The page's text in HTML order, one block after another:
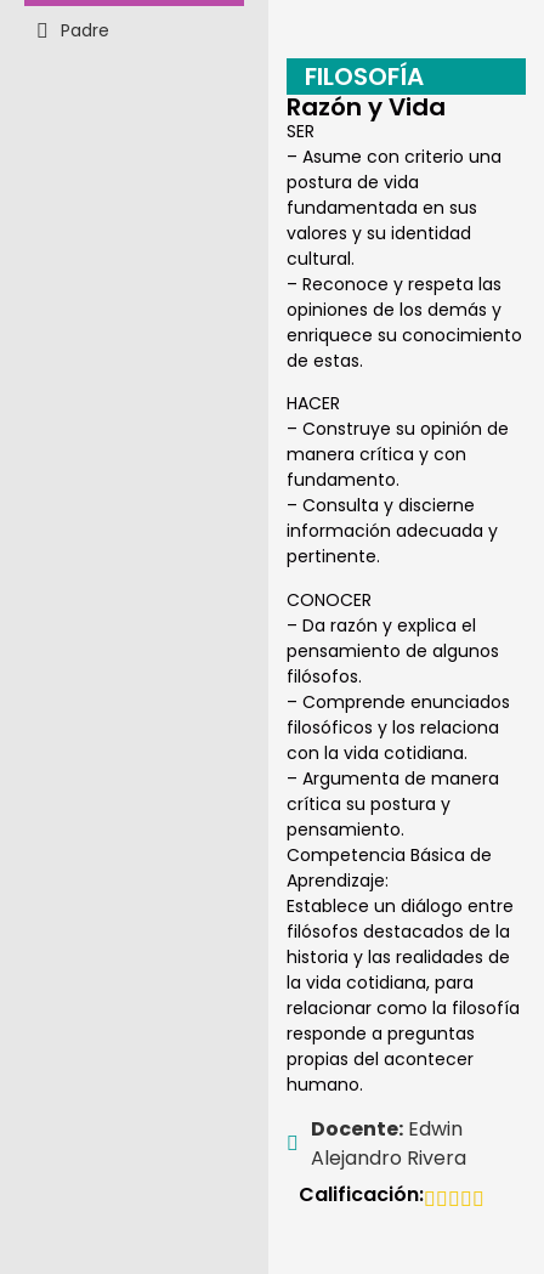
Padre
FILOSOFÍA
Razón y Vida
SER
– Asume con criterio una
postura de vida
fundamentada en sus
valores y su identidad
cultural.
– Reconoce y respeta las
opiniones de los demás y
enriquece su conocimiento
de estas.
HACER
– Construye su opinión de
manera crítica y con
fundamento.
– Consulta y discierne
información adecuada y
pertinente.
CONOCER
– Da razón y explica el
pensamiento de algunos
filósofos.
– Comprende enunciados
filosóficos y los relaciona
con la vida cotidiana.
– Argumenta de manera
crítica su postura y
pensamiento.
Competencia Básica de
Aprendizaje:
Establece un diálogo entre
filósofos destacados de la
historia y las realidades de
la vida cotidiana, para
relacionar como la filosofía
responde a preguntas
propias del acontecer
humano.
Docente: Edwin
Alejandro Rivera
Calificación: